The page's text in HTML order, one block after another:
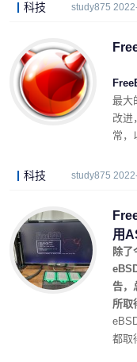
科技 study875
最大
改进
常，
科技 study875
用
除了
告，
所取
都取